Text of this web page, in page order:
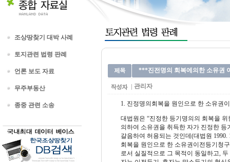
조상땅찾기 대박 사례
토지관련 법령 판례
언론 보도 자료
무주부동산
종중 관련 소송
***진전명의 회복에의한 소유권
관리자
1. 진정명의회복을 원인으로 한 소유권
대법원은 “진정한 등기명의의 회복을
의하여 소유권을 취득한 자가 진정한
갈음하여 허용되는 것인데 (대법원 1990.
회복을 원인으로 한 소유권이전등기청
로서 실질적으로 그 목적이 동일하고, 두